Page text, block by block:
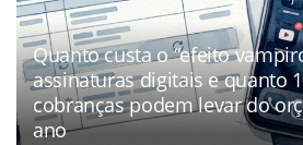
Quanto custa o “efeito
assinaturas digitais e quanto
cobranças podem levar do
ano